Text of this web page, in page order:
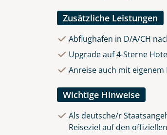
Zusätzliche Leistungen
Abflughafen in D/A/CH
Upgrade auf 4-Sterne
Anreise auch mit
Wichtige Hinweise
Als deutsche/r
Reiseziel auf den